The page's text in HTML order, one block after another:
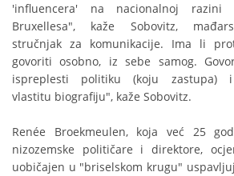
'influencera' na nacionalnoj
Bruxellesa", kaže Sobovitz,
stručnjak za komunikacije. Ima li
govoriti osobno, iz sebe samog.
ispreplesti politiku (koju zastupa)
vlastitu biografiju", kaže Sobovitz.
Renée Broekmeulen, koja već 25
nizozemske političare i direktore,
uobičajen u "briselskom krugu"